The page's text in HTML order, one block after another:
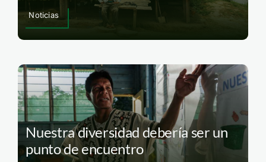
Noticias
Nuestra diversidad debería ser un
punto de encuentro